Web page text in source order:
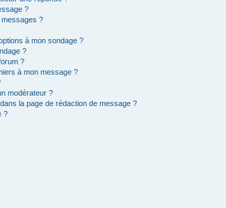
?
messages ?
à mon sondage ?
?
?
à mon message ?
modérateur ?
la page de rédaction de message ?
?